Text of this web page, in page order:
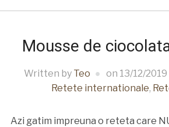
Mousse de
Written by Teo on 13/12/2019
Retete internationale,
Azi gatim impreuna o reteta care